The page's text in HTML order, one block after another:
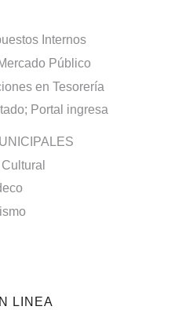
Internos
Público
en Tesorería
Portal ingresa
LINEA